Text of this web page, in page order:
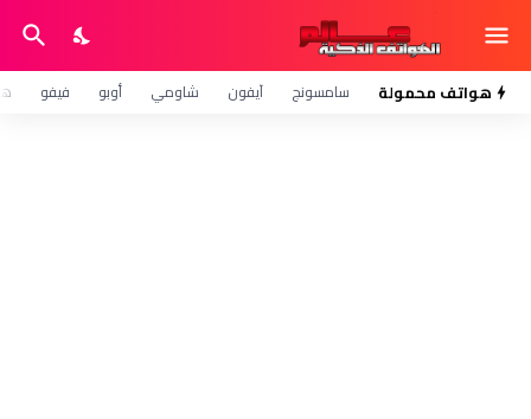
هواتف محمولة سامسونج آيفون شاومي أوبو فيفو